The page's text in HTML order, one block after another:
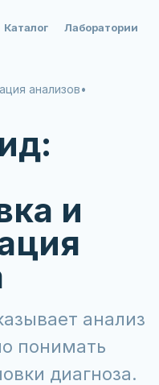
Каталог Лаборатории
анализов•
и
анализ
понимать
диагноза.